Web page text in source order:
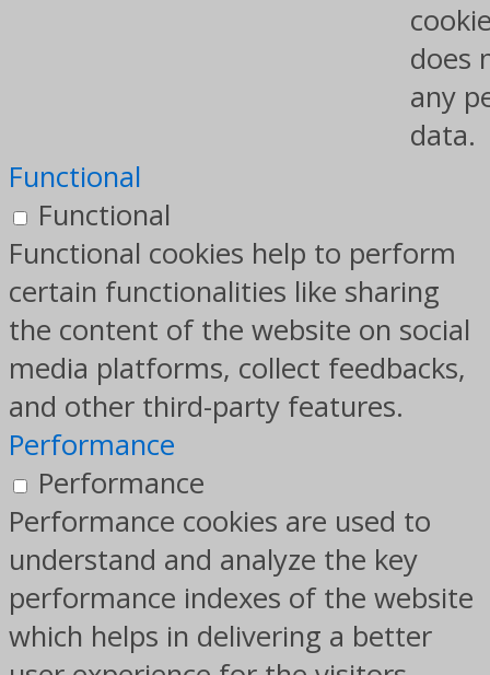
does
any
data.
Functional
Functional
Functional cookies help to perform
certain functionalities like sharing
the content of the website on social
media platforms, collect feedbacks,
and other third-party features.
Performance
Performance
Performance cookies are used to
understand and analyze the key
performance indexes of the website
which helps in delivering a better